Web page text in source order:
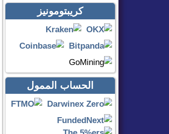
كريبتومونيز
الحساب الممول